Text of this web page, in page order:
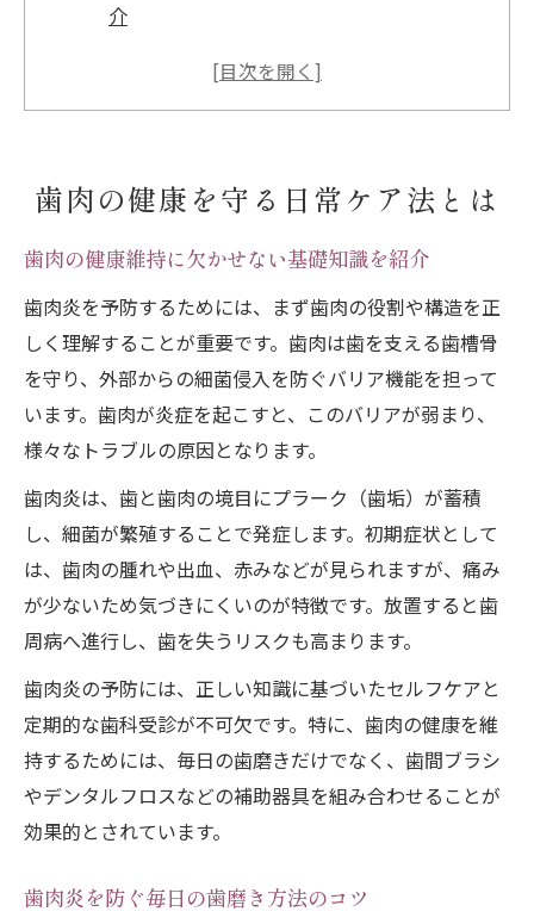
介
歯肉炎を防ぐ毎日の歯磨き方法のコツ
分け
深掘り！歯肉炎症状の見極めと対策
歯肉炎の症状を早期に見極めるチェックポ
イント
歯肉の炎症サインを見逃さない観察法とは
歯肉炎の原因に着目した具体的な対策方法
歯肉炎の進行度別に考えるケアの優先順位
歯肉炎の自宅ケアと受診タイミングの判断
基準
自宅でできる歯肉炎予防のコツを解説
歯肉炎を自宅で防ぐための実践的ケア方法
歯肉炎の治し方と自宅で意識したいポイン
ト
歯肉の血が出る時の正しい歯磨き法を解説
歯肉炎用市販薬や歯磨き粉の上手な選び方
歯肉炎予防に効果的な生活リズムの整え方
歯肉炎の原因から考える改善アプローチ
歯肉炎の主な原因を知り根本から改善する
歯肉の健康を守る日常ケア法とは
歯肉の健康維持に欠かせない基礎知識を紹介
歯肉炎を予防するためには、まず歯肉の役割や構造を正
しく理解することが重要です。歯肉は歯を支える歯槽骨
を守り、外部からの細菌侵入を防ぐバリア機能を担って
います。歯肉が炎症を起こすと、このバリアが弱まり、
様々なトラブルの原因となります。
歯肉炎は、歯と歯肉の境目にプラーク（歯垢）が蓄積
し、細菌が繁殖することで発症します。初期症状として
は、歯肉の腫れや出血、赤みなどが見られますが、痛み
が少ないため気づきにくいのが特徴です。放置すると歯
周病へ進行し、歯を失うリスクも高まります。
歯肉炎の予防には、正しい知識に基づいたセルフケアと
定期的な歯科受診が不可欠です。特に、歯肉の健康を維
持するためには、毎日の歯磨きだけでなく、歯間ブラシ
やデンタルフロスなどの補助器具を組み合わせることが
効果的とされています。
歯肉炎を防ぐ毎日の歯磨き方法のコツ